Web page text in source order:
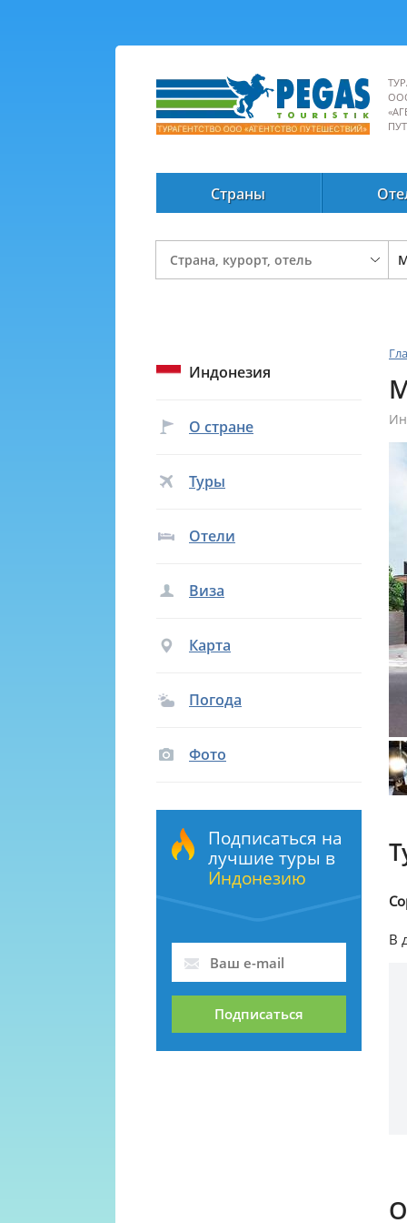
Страны
Индонезия
О стране
Туры
Отели
Виза
Карта
Погода
Фото
Подписаться на
лучшие туры в
Индонезию
Подписаться
В